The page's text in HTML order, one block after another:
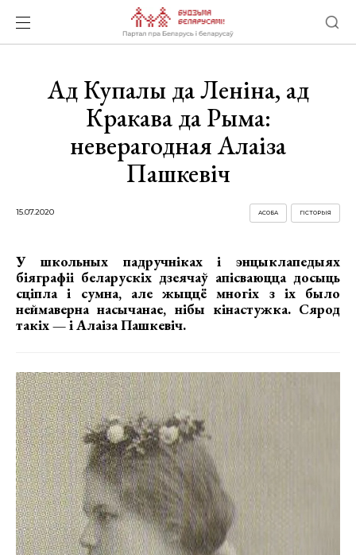
Ад Купалы да Леніна, ад
Кракава да Рыма:
неверагодная Алаіза
Пашкевіч
15.07.2020 ГІСТОРЫЯ
АСОБА
У школьных падручніках і энцыклапедыях
біяграфіі беларускіх дзеячаў апісваюцца досыць
сціпла і сумна, але жыццё многіх з іх было
неймаверна насычанае, нібы кінастужка. Сярод
такіх — і Алаіза Пашкевіч.